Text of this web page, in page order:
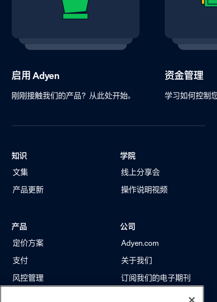
启用 Adyen
刚刚接触我们的产品？从此处开始。
资金管理
学习如何控制
知识
文集
产品更新
学院
线上分享会
操作说明视频
产品
定价方案
支付
风控管理
公司
Adyen.com
关于我们
订阅我们的电子期刊